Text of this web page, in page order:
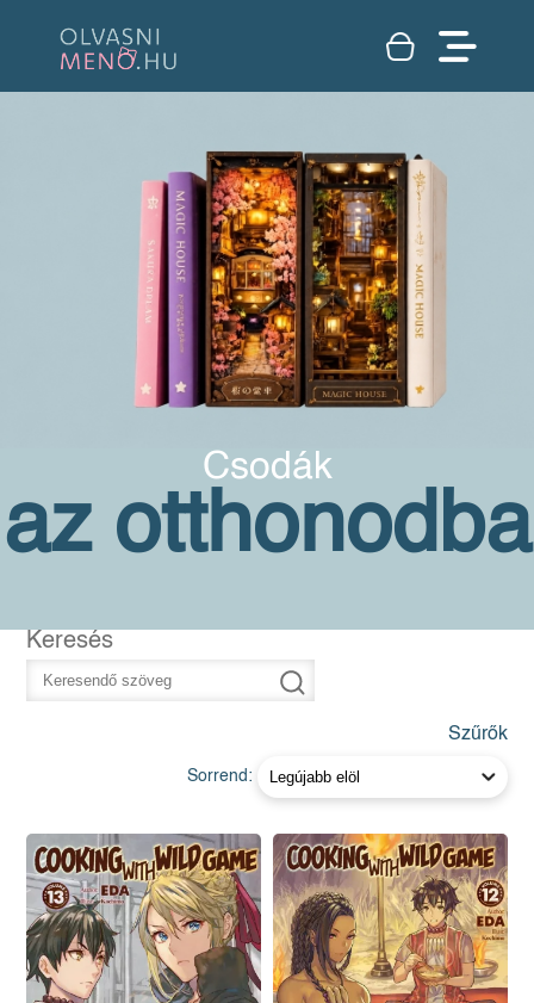
Csodák
az otthonodba
Keresés
Szűrők
Sorrend: